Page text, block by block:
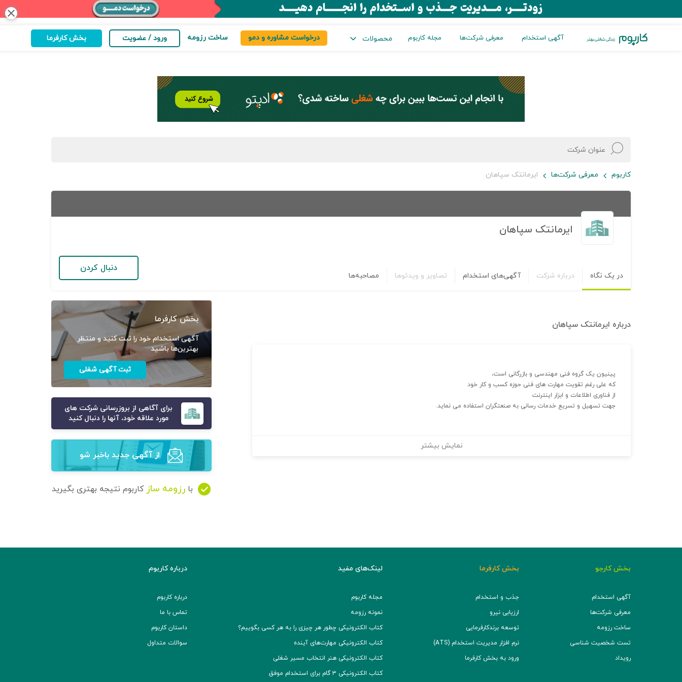
close
آگهی استخدام معرفی شرکت‌ها مجله کاربوم محصولات درخواست مشاوره و دمو ساخت رزومه ورود / عضویت بخش کارفرما
کاربوم معرفی شرکت‌ها ایرمانتک سپاهان
ایرمانتک سپاهان
در یک نگاه درباره شرکت آگهی‌های استخدام تصاویر و ویدئوها مصاحبه‌ها
دنبال کردن
درباره ایرمانتک سپاهان
پینیون یک گروه فنی مهندسی و بازرگانی است،
که علی رغم تقویت مهارت های فنی حوزه کسب و کار خود
از فناوری اطلاعات و ابزار اینترنت
جهت تسهیل و تسریع خدمات رسانی به صنعتگران استفاده می نماید.
نمایش بیشتر
بخش کارفرما
آگهی استخدام خود را ثبت کنید و منتظر
بهترین‌ها باشید
ثبت آگهی شغلی
برای آگاهی از بروزرسانی شرکت های
مورد علاقه خود، آنها را دنبال کنید
از آگهی‌ جدید باخبر شو
با رزومه ساز کاربوم نتیجه بهتری بگیرید
بخش کارجو
آگهی استخدام
معرفی شرکت‌ها
ساخت رزومه
تست شخصیت شناسی
رویداد
بخش کارفرما
جذب و استخدام
ارزیابی نیرو
توسعه برند‌کارفرمایی
نرم افزار مدیریت استخدام (ATS)
ورود به بخش کارفرما
لینک‌های مفید
مجله کاربوم
نمونه رزومه
کتاب الکترونیکی چطور هر چیزی را به هر کسی بگوییم؟
کتاب الکترونیکی مهارت‌های آینده
کتاب الکترونیکی هنر انتخاب مسیر شغلی
کتاب الکترونیکی ۳ گام برای استخدام موفق
درباره کاربوم
درباره کاربوم
تماس با ما
داستان کاربوم
سوالات متداول